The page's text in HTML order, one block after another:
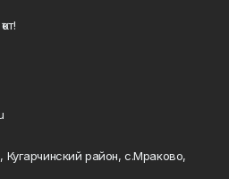
Кугарчинский район, с.Мраково,